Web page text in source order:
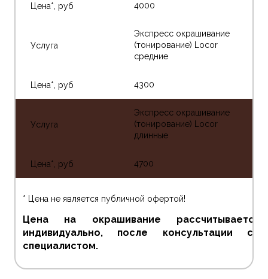
4000
Экспресс окрашивание
(тонирование) Locor
средние
4300
Экспресс окрашивание
(тонирование) Locor
длинные
4700
* Цена не является публичной офертой!
Цена на окрашивание рассчитывается
индивидуально, после консультации со
специалистом.